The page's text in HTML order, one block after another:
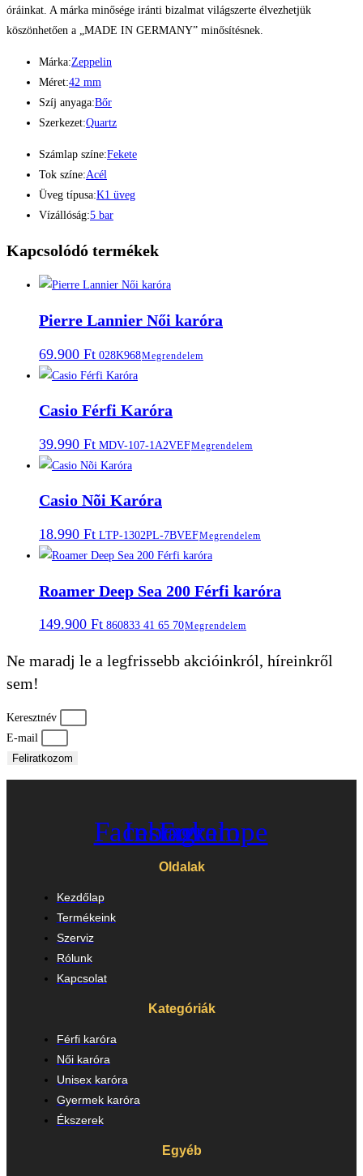
óráinkat. A márka minősége iránti bizalmat világszerte élvezhetjük
köszönhetően a „MADE IN GERMANY” minősítésnek.
Márka:Zeppelin
Méret:42 mm
Szíj anyaga:Bőr
Szerkezet:Quartz
Számlap színe:Fekete
Tok színe:Acél
Üveg típusa:K1 üveg
Vízállóság:5 bar
Kapcsolódó termékek
Pierre Lannier Női karóra
69.900 Ft 028K968Megrendelem
Casio Férfi Karóra
39.990 Ft MDV-107-1A2VEFMegrendelem
Casio Nõi Karóra
18.990 Ft LTP-1302PL-7BVEFMegrendelem
Roamer Deep Sea 200 Férfi karóra
149.900 Ft 860833 41 65 70Megrendelem
Ne maradj le a legfrissebb akcióinkról, híreinkről
sem!
Keresztnév
E-mail
Feliratkozom
Facebook
Instagram
Envelope
Oldalak
Kezdőlap
Termékeink
Szerviz
Rólunk
Kapcsolat
Kategóriák
Férfi karóra
Női karóra
Unisex karóra
Gyermek karóra
Ékszerek
Egyéb